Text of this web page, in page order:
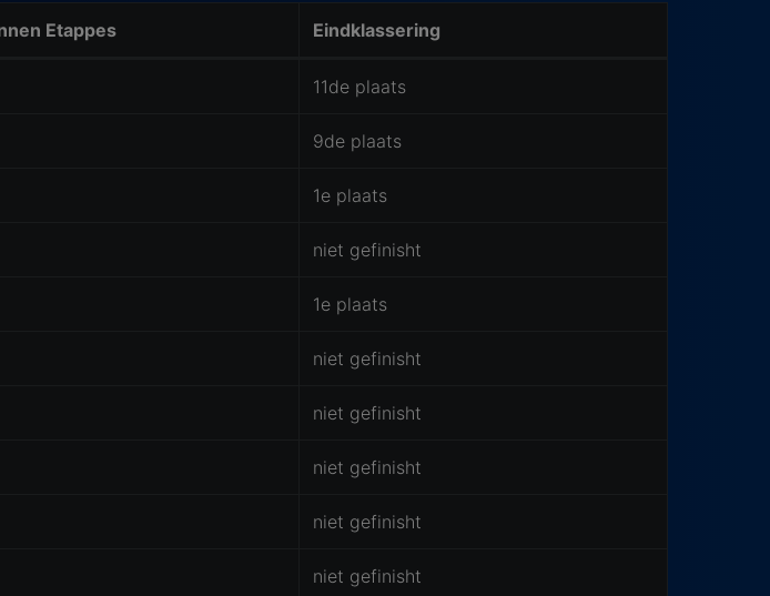
Etappes Eindklassering
11de plaats
9de plaats
1e plaats
niet gefinisht
1e plaats
niet gefinisht
niet gefinisht
niet gefinisht
niet gefinisht
niet gefinisht